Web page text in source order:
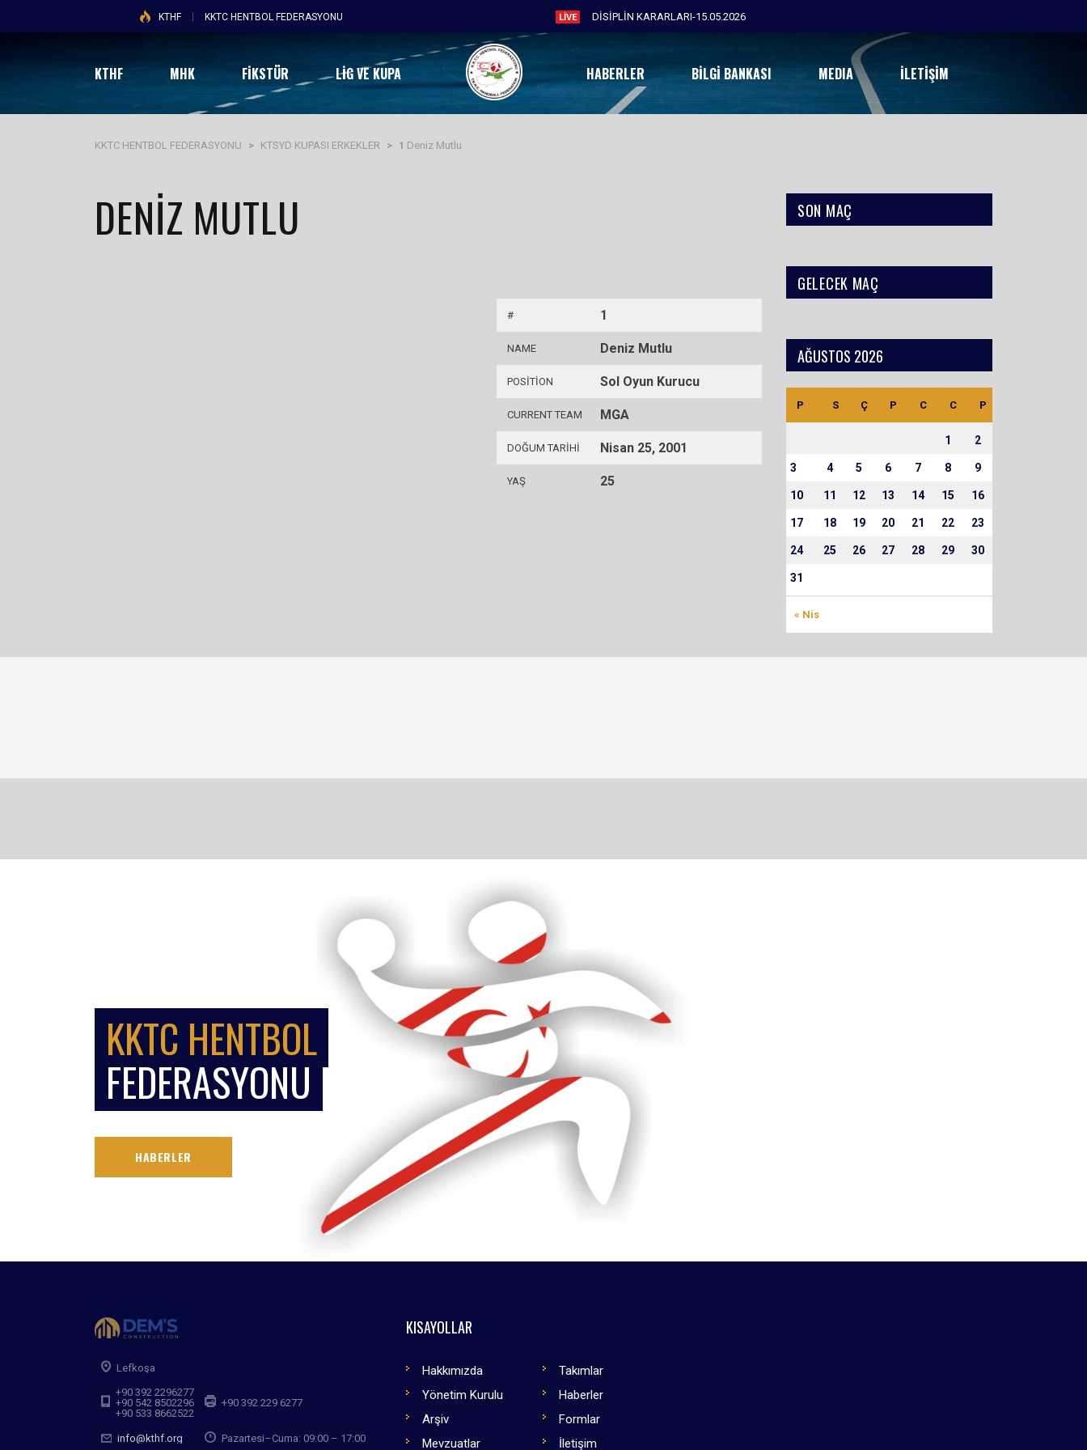
KTHF KKTC HENTBOL FEDERASYONU LIVE DİSİPLİN KARARLARI-15.05.2026
KTHF MHK FİKSTÜR LIG VE KUPA HABERLER BILGI BANKASI MEDIA İLETIŞIM
KKTC HENTBOL FEDERASYONU > KTSYD KUPASI ERKEKLER > 1 Deniz Mutlu
DENIZ MUTLU
# 1
NAME Deniz Mutlu
POSITION Sol Oyun Kurucu
CURRENT TEAM MGA
DOĞUM TARIHI Nisan 25, 2001
YAŞ 25
SON MAÇ
GELECEK MAÇ
AĞUSTOS 2026
P S Ç P C C P
« Nis
1 2
3 4 5 6 7 8 9
10 11 12 13 14 15 16
17 18 19 20 21 22 23
24 25 26 27 28 29 30
31
KKTC HENTBOL
FEDERASYONU
HABERLER
Lefkoşa
+90 392 2296277
+90 542 8502296
+90 533 8662522
+90 392 229 6277
info@kthf.org Pazartesi–Cuma: 09:00 – 17:00
KISAYOLLAR
Hakkımızda
Takımlar
Yönetim Kurulu
Haberler
Arşiv
Formlar
Mevzuatlar
İletişim